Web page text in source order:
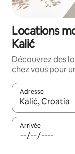
Locations
Kalić
Découvrez des
chez vous pour
Adresse
Lorsque les
Arrivée